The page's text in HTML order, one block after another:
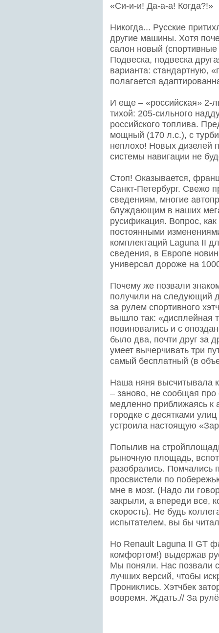
«Си-и-и! Да-а-а! Когда?!»
Никогда... Русские
другие машины. Хотя
салон новый (спортивные
Подвеска, подвеска
варианта: стандартную,
полагается
И еще – «российская» 2-
тихой: 205-сильного
российского топлива.
мощный (170 л.с.), с
неплохо! Новых дизелей
системы навигации не
Стоп! Оказывается,
Санкт-Петербург. Свежо
сведениям, многие
блуждающим в наших
русификация. Вопрос,
постоянными
комплектаций Laguna II
сведения, в Европе
универсал дороже на
Почему же позвали
получили на следующий
за рулем спортивного
вышло так: «дисплейная
повиновались и с
было два, почти друг за
умеет вычерчивать три
самый бесплатный (в
Наша няня высчитывала
– заново, не сообщая про
медленно приближаясь к
городке с десятками
устроила настоящую
Попылив на
рыночную площадь,
разобрались. Помчались
просвистели по
мне в мозг. (Надо ли
закрыли, а впереди все,
скорость). Не будь
испытателем, вы бы
Но Renault Laguna II GT
комфортом!) выдержав
Мы поняли. Нас позвали с
лучших версий, чтобы
Прониклись. Хэтчбек
вовремя. Ждать.// За